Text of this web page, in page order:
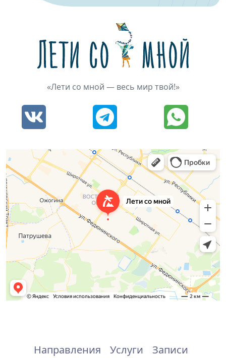
«Лети со мной — весь мир твой!»
Направления Услуги Записи